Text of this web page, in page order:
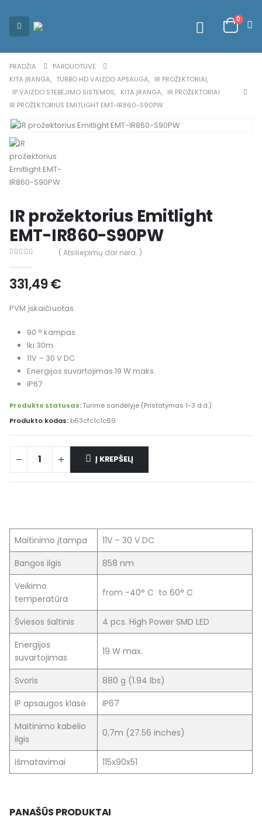
0
PRADŽIA
PARDUOTUVĖ
KITA ĮRANGA, TURBO HD VAIZDO APSAUGA, IR PROŽEKTORIAI,
IP VAIZDO STEBĖJIMO SISTEMOS, KITA ĮRANGA, IR PROŽEKTORIAI
IR PROŽEKTORIUS EMITLIGHT EMT-IR860-S90PW
IR prožektorius Emitlight
EMT-IR860-S90PW
( Atsiliepimų dar nėra. )
331,49€
PVM įskaičiuotas
90 ° kampas
Iki 30m
11V – 30 V DC
Energijos suvartojimas 19 W maks.
IP67
Produkto statusas:Turime sandėlyje (Pristatymas 1-3 d.d.)
Produkto kodas: b63cfc1c1c69
Į KREPŠELĮ
Maitinimo įtampa
11V – 30 V DC
Bangos ilgis
858 nm
Veikimo
temperatūra
from -40° C to 60° C
Šviesos šaltinis
4 pcs. High Power SMD LED
Energijos
suvartojimas
19 W max.
Svoris
880 g (1.94 lbs)
IP apsaugos klasė
IP67
Maitinimo kabelio
ilgis
0,7m (27.56 inches)
Išmatavimai 115x90x51
PANAŠŪS PRODUKTAI